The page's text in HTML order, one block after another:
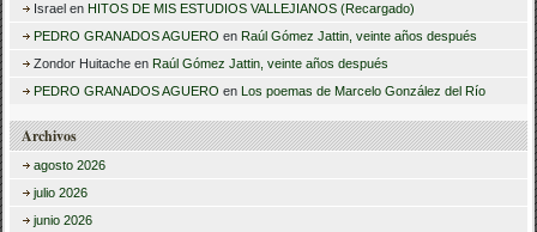
Israel en HITOS DE MIS ESTUDIOS VALLEJIANOS (Recargado)
PEDRO GRANADOS AGUERO en Raúl Gómez Jattin, veinte años después
Zondor Huitache en Raúl Gómez Jattin, veinte años después
PEDRO GRANADOS AGUERO en Los poemas de Marcelo González del Río
Archivos
agosto 2026
julio 2026
junio 2026